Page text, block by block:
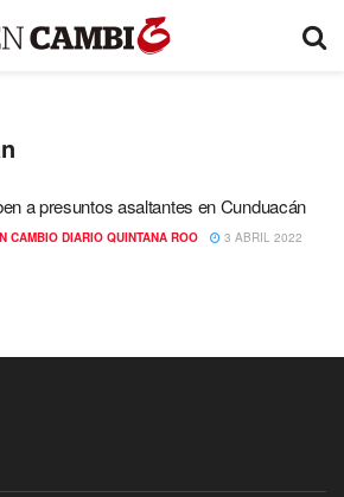
a presuntos asaltantes en Cunduacán
CAMBIO DIARIO QUINTANA ROO
3 ABRIL 2022